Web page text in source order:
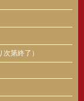
第終了）